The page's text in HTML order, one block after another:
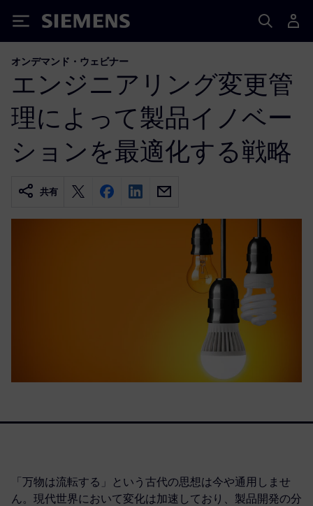
Siemens
オンデマンド・ウェビナー
エンジニアリング変更管
理によって製品イノベー
ションを最適化する戦略
共有
「万物は流転する」という古代の思想は今や通用しませ
ん。現代世界において変化は加速しており、製品開発の分